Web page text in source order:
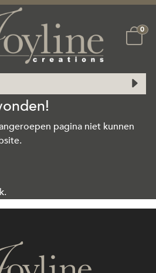
0
pagina niet kunnen